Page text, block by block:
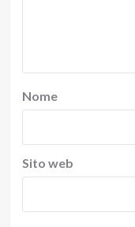
Nome
Sito web